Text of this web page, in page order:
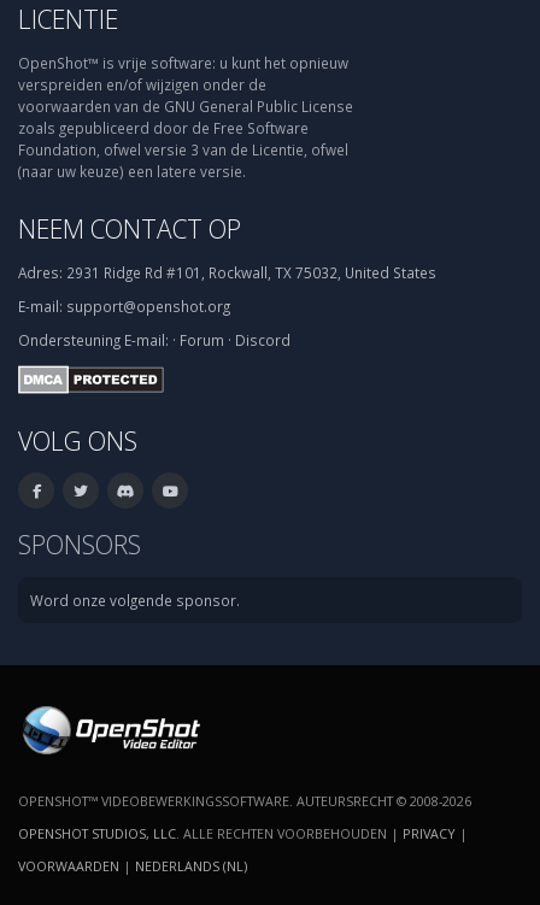
LICENTIE
OpenShot™ is vrije software: u kunt het opnieuw
verspreiden en/of wijzigen onder de
voorwaarden van de GNU General Public License
zoals gepubliceerd door de Free Software
Foundation, ofwel versie 3 van de Licentie, ofwel
(naar uw keuze) een latere versie.
NEEM CONTACT OP
Adres: 2931 Ridge Rd #101, Rockwall, TX 75032, United States
E-mail: support@openshot.org
Ondersteuning E-mail: · Forum · Discord
VOLG ONS
SPONSORS
Word onze volgende sponsor.
OPENSHOT™ VIDEOBEWERKINGSSOFTWARE. AUTEURSRECHT © 2008-2026
OPENSHOT STUDIOS, LLC . ALLE RECHTEN VOORBEHOUDEN | PRIVACY |
VOORWAARDEN | NEDERLANDS (NL)